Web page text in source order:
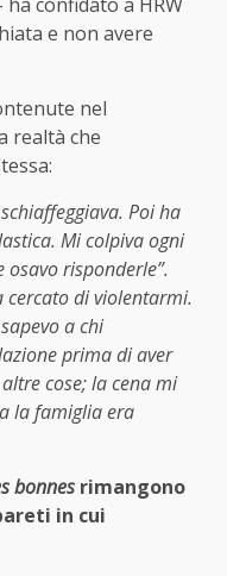
e non avere
nel
realtà che
Poi ha
Mi colpiva ogni
risponderle”.
cercato di violentarmi.
a chi
prima di aver
cose; la cena mi
la famiglia era
bonnesrimangono
in cui